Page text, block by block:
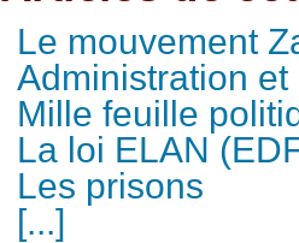
Le mouvement
Administration
Mille feuille
La loi ELAN
Les prisons
[...]